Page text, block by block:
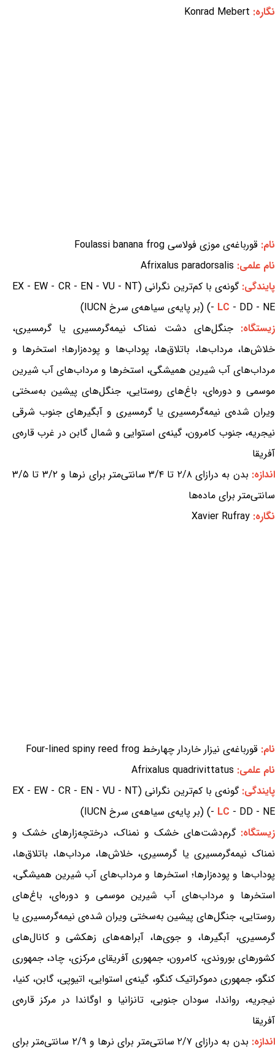
نگاره: Konrad Mebert
نام: قورباغه‌ی موزی فولاسی Foulassi banana frog
نام علمی: Afrixalus paradorsalis
پایندگی:
گونه‌ی با کم‌ترین نگرانی (EX - EW - CR - EN - VU - NT
- LC - DD - NE) (بر پایه‌ی سیاهه‌ی سرخ IUCN)
زیستگاه:جنگل‌های دشت نمناک نیمه‌گرمسیری یا گرمسیری،
خلاش‌ها، مرداب‌ها، باتلاق‌ها، پوداب‌ها و پوده‌زارها؛ استخرها و
مرداب‌های آب شیرین همیشگی، استخرها و مرداب‌های آب شیرین
موسمی و دوره‌ای، باغ‌های روستایی، جنگل‌های پیشین به‌سختی
ویران شده‌ی نیمه‌گرمسیری یا گرمسیری و آبگیرهای جنوب شرقی
نیجریه، جنوب کامرون، گینه‌ی استوایی و شمال گابن در غرب قاره‌ی
آفریقا
اندازه:
بدن به درازای ۲/۸ تا ۳/۴ سانتی‌متر برای نرها و ۳/۲ تا ۳/۵
سانتی‌متر برای ماده‌ها
نگاره: Xavier Rufray
نام: قورباغه‌ی نیزار خاردار چهارخط Four-lined spiny reed frog
نام علمی: Afrixalus quadrivittatus
پایندگی:
گونه‌ی با کم‌ترین نگرانی (EX - EW - CR - EN - VU - NT
- LC - DD - NE) (بر پایه‌ی سیاهه‌ی سرخ IUCN)
زیستگاه:گرم‌دشت‌های خشک و نمناک، درختچه‌زارهای خشک و
نمناک نیمه‌گرمسیری یا گرمسیری، خلاش‌ها، مرداب‌ها، باتلاق‌ها،
پوداب‌ها و پوده‌زارها؛ استخرها و مرداب‌های آب شیرین همیشگی،
استخرها و مرداب‌های آب شیرین موسمی و دوره‌ای، باغ‌های
روستایی، جنگل‌های پیشین به‌سختی ویران شده‌ی نیمه‌گرمسیری یا
گرمسیری، آبگیرها، و جوی‌ها، آبراهه‌های زهکشی و کانال‌های
کشورهای بوروندی، کامرون، جمهوری آفریقای مرکزی، چاد، جمهوری
کنگو، جمهوری دموکراتیک کنگو، گینه‌ی استوایی، اتیوپی، گابن، کنیا،
نیجریه، رواندا، سودان جنوبی، تانزانیا و اوگاندا در مرکز قاره‌ی
آفریقا
اندازه:
بدن به درازای ۲/۷ سانتی‌متر برای نرها و ۲/۹ سانتی‌متر برای